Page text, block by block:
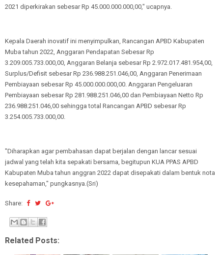
2021 diperkirakan sebesar Rp 45.000.000.000,00," ucapnya.
Kepala Daerah inovatif ini menyimpulkan, Rancangan APBD Kabupaten
Muba tahun 2022, Anggaran Pendapatan Sebesar Rp
3.209.005.733.000,00, Anggaran Belanja sebesar Rp 2.972.017.481.954,00,
Surplus/Defisit sebesar Rp 236.988.251.046,00, Anggaran Penerimaan
Pembiayaan sebesar Rp 45.000.000.000,00. Anggaran Pengeluaran
Pembiayaan sebesar Rp 281.988.251.046,00 dan Pembiayaan Netto Rp
236.988.251.046,00 sehingga total Rancangan APBD sebesar Rp
3.254.005.733.000,00.
"Diharapkan agar pembahasan dapat berjalan dengan lancar sesuai
jadwal yang telah kita sepakati bersama, begitupun KUA PPAS APBD
Kabupaten Muba tahun anggran 2022 dapat disepakati dalam bentuk nota
kesepahaman," pungkasnya.(Sri)
Share:
Related Posts: